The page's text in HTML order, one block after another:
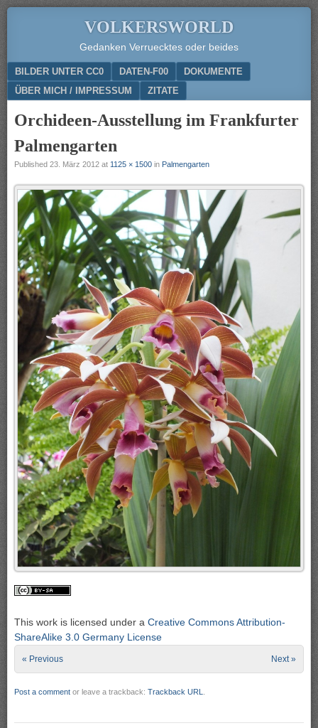
VOLKERSWORLD
Gedanken Verruecktes oder beides
Menu
SKIP TO CONTENT
BILDER UNTER CC0 DATEN-F00
DOKUMENTE
ÜBER MICH / IMPRESSUM
ZITATE
Orchideen-Ausstellung im Frankfurter
Palmengarten
Published 23. März 2012 at 1125 × 1500 in Palmengarten
This work is licensed under a Creative Commons Attribution-
ShareAlike 3.0 Germany License
« Previous Next »
Post a comment or leave a trackback: Trackback URL